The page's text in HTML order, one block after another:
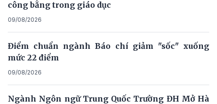
công bằng trong giáo dục
09/08/2026
Điểm chuẩn ngành Báo chí giảm "sốc" xuống
mức 22 điểm
09/08/2026
Ngành Ngôn ngữ Trung Quốc Trường ĐH Mở Hà